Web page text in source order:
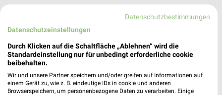
Löwenstraße 10
73431 Aalen
471,02 km
Datenschutzbestimmungen
Datenschutzeinstellungen
Durch Klicken auf die Schaltfläche „Ablehnen“ wird die
Standardeinstellung nur für unbedingt erforderliche cookie
beibehalten.
Wir und unsere Partner speichern und/oder greifen auf Informationen auf
einem Gerät zu, wie z. B. eindeutige IDs in cookie und anderen
Browserspeichern, um personenbezogene Daten zu verarbeiten. Einige